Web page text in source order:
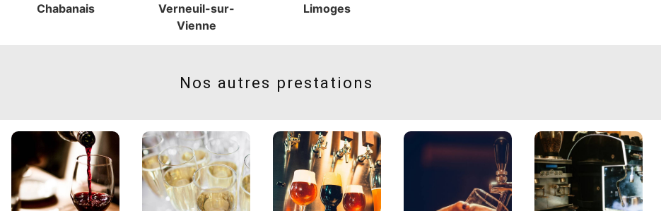
Chabanais
Verneuil-sur-
Vienne
Limoges
Nos autres prestations